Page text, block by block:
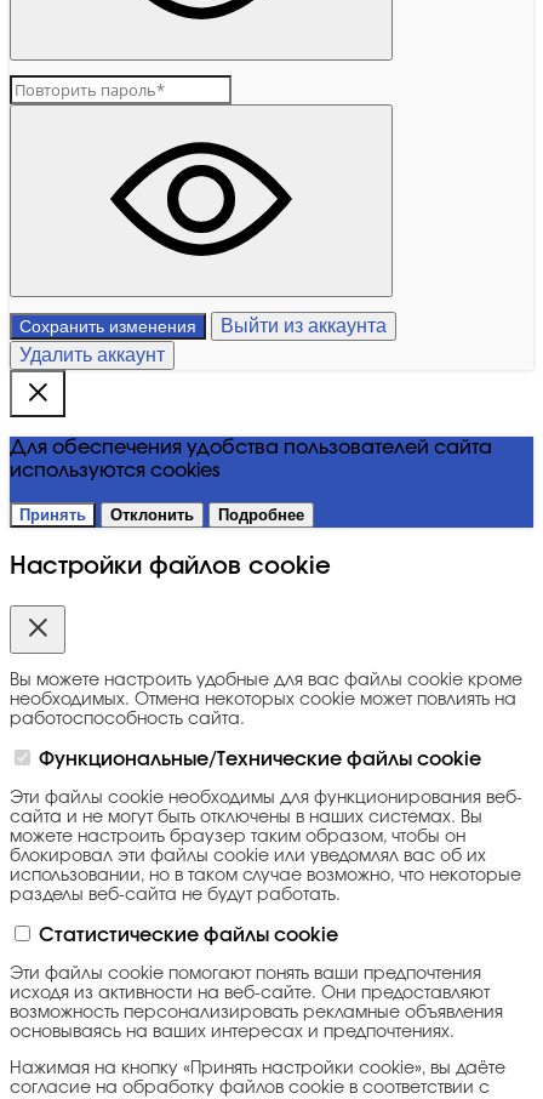
Сохранить изменения
Выйти из аккаунта
Удалить аккаунт
Для обеспечения удобства пользователей сайта
используются cookies
Принять Отклонить Подробнее
Настройки файлов cookie
Вы можете настроить удобные для вас файлы cookie кроме
необходимых. Отмена некоторых cookie может повлиять на
работоспособность сайта.
Функциональные/Технические файлы cookie
Эти файлы cookie необходимы для функционирования веб-
сайта и не могут быть отключены в наших системах. Вы
можете настроить браузер таким образом, чтобы он
блокировал эти файлы cookie или уведомлял вас об их
использовании, но в таком случае возможно, что некоторые
разделы веб-сайта не будут работать.
Статистические файлы cookie
Эти файлы cookie помогают понять ваши предпочтения
исходя из активности на веб-сайте. Они предоставляют
возможность персонализировать рекламные объявления
основываясь на ваших интересах и предпочтениях.
Нажимая на кнопку «Принять настройки cookie», вы даёте
согласие на обработку файлов cookie в соответствии с